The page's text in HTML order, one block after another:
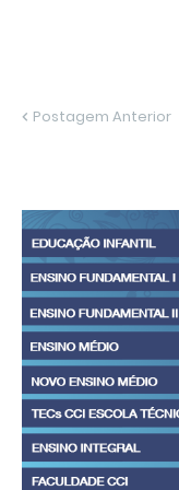
Postagem Anterior